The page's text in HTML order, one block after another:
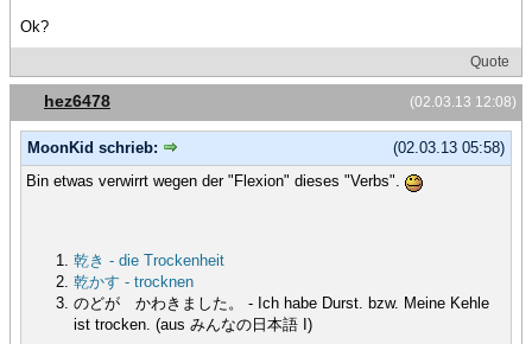
Ok?
Quote
(02.03.13 12:08)
hez6478
(02.03.13 05:58)
MoonKid schrieb:
Bin etwas verwirrt wegen der "Flexion" dieses "Verbs".
乾き - die Trockenheit
乾かす - trocknen
のどが かわきました。 - Ich habe Durst. bzw. Meine Kehle
ist trocken. (aus みんなの日本語 I)